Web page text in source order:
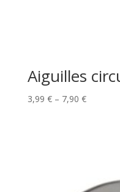
Aiguilles
3,99 € – 7,90 €Price